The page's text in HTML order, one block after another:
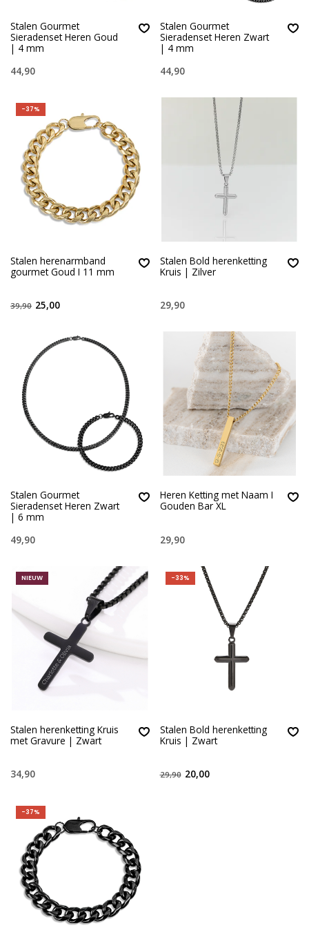
Stalen Gourmet
Sieradenset Heren Goud
| 4 mm
44,90
Stalen Gourmet
Sieradenset Heren Zwart
| 4 mm
44,90
-37%
Stalen herenarmband
gourmet Goud I 11 mm
39,90 25,00
Stalen Bold herenketting
Kruis | Zilver
29,90
Stalen Gourmet
Sieradenset Heren Zwart
| 6 mm
49,90
Heren Ketting met Naam I
Gouden Bar XL
29,90
NIEUW
Stalen herenketting Kruis
met Gravure | Zwart
34,90
-33%
Stalen Bold herenketting
Kruis | Zwart
29,90 20,00
-37%